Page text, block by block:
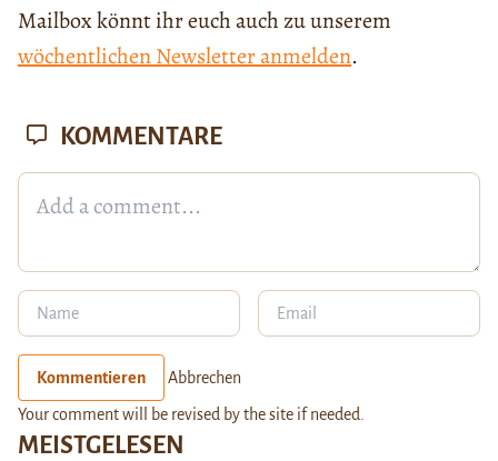
Mailbox könnt ihr euch auch zu unserem
wöchentlichen Newsletter anmelden.
MEISTGELESEN
KOMMENTARE
Kommentieren Abbrechen
Your comment will be revised by the site if needed.